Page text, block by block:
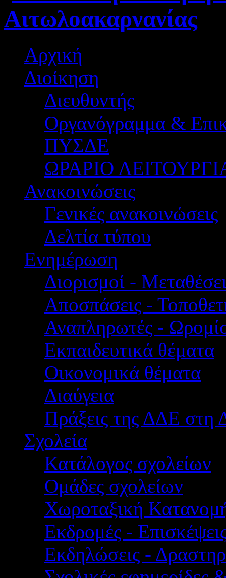
Αρχική
Διοίκηση
Διευθυντής
Οργανόγραμμα &
ΠΥΣΔΕ
ΩΡΑΡΙΟ
Ανακοινώσεις
Γενικές ανακοινώσεις
Δελτία τύπου
Ενημέρωση
Διορισμοί -
Αποσπάσεις -
Αναπληρωτές -
Εκπαιδευτικά θέματα
Οικονομικά θέματα
Διαύγεια
Πράξεις της ΔΔΕ στη
Σχολεία
Κατάλογος σχολείων
Ομάδες σχολείων
Χωροταξική
Εκδρομές -
Εκδηλώσεις -